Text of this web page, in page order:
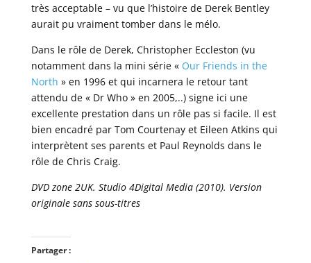
très acceptable – vu que l’histoire de Derek Bentley
aurait pu vraiment tomber dans le mélo.
Dans le rôle de Derek, Christopher Eccleston (vu
notamment dans la mini série « Our Friends in the
North » en 1996 et qui incarnera le retour tant
attendu de « Dr Who » en 2005,..) signe ici une
excellente prestation dans un rôle pas si facile. Il est
bien encadré par Tom Courtenay et Eileen Atkins qui
interprètent ses parents et Paul Reynolds dans le
rôle de Chris Craig.
DVD zone 2UK. Studio 4Digital Media (2010). Version
originale sans sous-titres
Partager :